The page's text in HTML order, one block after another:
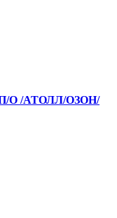
О /АТОЛЛ/ОЗОН/